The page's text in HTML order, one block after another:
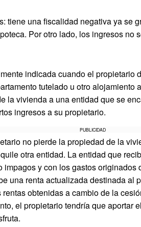
tiene una fiscalidad negativa ya se
Por otro lado, los ingresos no
indicada cuando el propietario
tutelado u otro alojamiento
la vivienda a una entidad que se
ingresos a su propietario.
PUBLICIDAD
no pierde la propiedad de la
otra entidad. La entidad que
impagos y con los gastos
una renta actualizada destinada al
obtenidas a cambio de la
el propietario tendría que aportar